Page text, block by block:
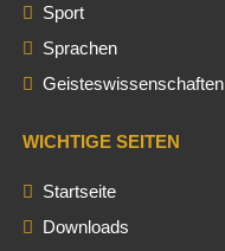
Sport
Sprachen
Geisteswissenschaften
WICHTIGE SEITEN
Startseite
Downloads